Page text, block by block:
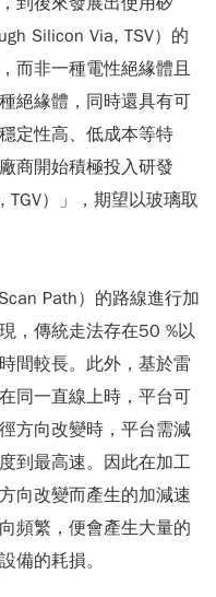
Silicon Via, TSV）的
而非一種電性絕緣體且
絕緣體，同時還具有可
定性高、低成本等特
商開始積極投入研發
TGV）」，期望以玻璃取
Path）的路線進行加
，傳統走法存在50 %以
間較長。此外，基於雷
同一直線上時，平台可
方向改變時，平台需減
到最高速。因此在加工
向改變而產生的加減速
頻繁，便會產生大量的
備的耗損。